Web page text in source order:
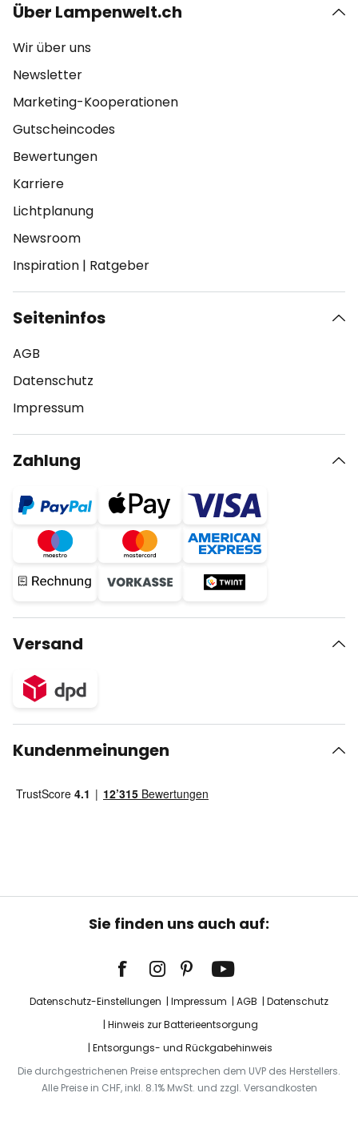
Über Lampenwelt.ch
Wir über uns
Newsletter
Marketing-Kooperationen
Gutscheincodes
Bewertungen
Karriere
Lichtplanung
Newsroom
Inspiration | Ratgeber
Seiteninfos
AGB
Datenschutz
Impressum
Zahlung
Versand
Kundenmeinungen
Sie finden uns auch auf:
Datenschutz-Einstellungen Impressum AGB
Datenschutz
Hinweis zur Batterieentsorgung
Entsorgungs- und Rückgabehinweis
Die durchgestrichenen Preise entsprechen dem UVP des Herstellers.
Alle Preise in CHF, inkl. 8.1% MwSt. und zzgl. Versandkosten